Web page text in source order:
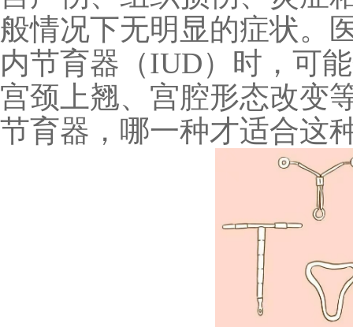
般情况下无明显的症状。
内节育器（IUD）时，可
宫颈上翘、宫腔形态改变
节育器，哪一种才适合这